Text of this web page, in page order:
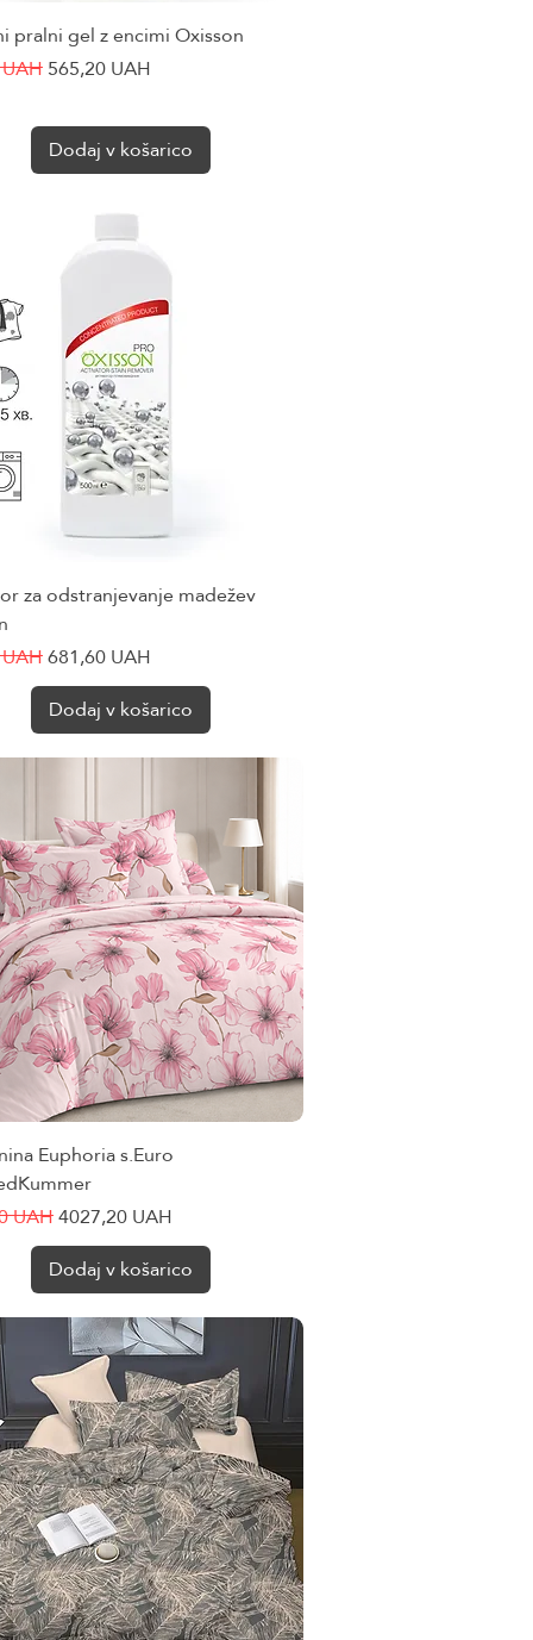
Hiter ogled
pralni gel z encimi Oxisson
Cena na razprodaji
565,20 UAH
Dodaj v košarico
Hiter ogled
za odstranjevanje madežev
Cena na razprodaji
681,60 UAH
Dodaj v košarico
Hiter ogled
Euphoria s.Euro
UAHCena na razprodaji
4027,20 UAH
Dodaj v košarico